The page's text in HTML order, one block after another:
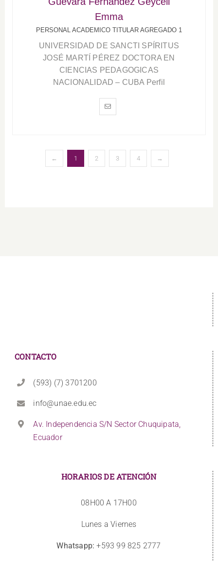
Emma
PERSONAL ACADEMICO TITULAR AGREGADO 1
UNIVERSIDAD DE SANCTI SPÍRITUS
JOSÉ MARTÍ PÉREZ DOCTORA EN
CIENCIAS PEDAGOGICAS
NACIONALIDAD – CUBA Perfil
← 1 2 3 4 →
CONTACTO
(593) (7) 3701200
info@unae.edu.ec
Av. Independencia S/N Sector Chuquipata,
Ecuador
HORARIOS DE ATENCIÓN
08H00 A 17H00
Lunes a Viernes
Whatsapp: +593 99 825 2777